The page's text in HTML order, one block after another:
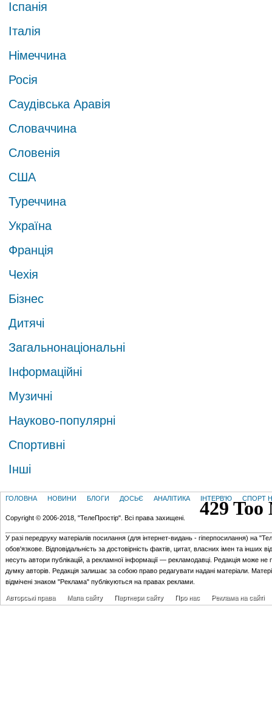
Іспанія
Італія
Німеччина
Росія
Саудівська Аравія
Словаччина
Словенія
США
Туреччина
Україна
Франція
Чехія
Бізнес
Дитячі
Загальнонаціональні
Інформаційні
Музичні
Науково-популярні
Спортивні
Інші
ГОЛОВНА НОВИНИ БЛОГИ ДОСЬЄ АНАЛІТИКА ІНТЕРВ'Ю СПОРТ
Copyright © 2006-2018, "ТелеПростір". Всі права захищені.
У разі передруку матеріалів посилання (для iнтернет-видань - гiперпосилання) на
обов'язкове. Відповідальність за достовірність фактів, цитат, власних імен та інших
несуть автори публікацій, а рекламної інформації — рекламодавці. Редакція може не
думку авторів. Редакція залишає за собою право редагувати надані матеріали.
відмічені знаком "Реклама" публікуються на правах реклами.
Авторські права Мапа сайту Партнери сайту Про нас Реклама на сайті